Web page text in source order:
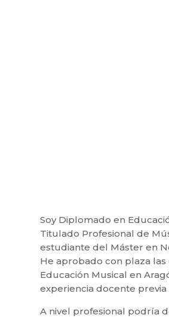
Soy Diplomado en
Titulado Profesional de
estudiante del Máster en
He aprobado con plaza
Educación Musical en
experiencia docente
A nivel profesional podría